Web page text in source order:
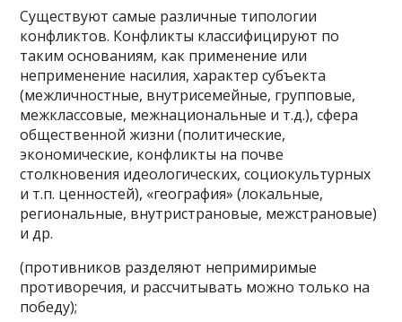
Существуют самые различные типологии
конфликтов. Конфликты классифицируют по
таким основаниям, как применение или
неприменение насилия, характер субъекта
(межличностные, внутрисемейные, групповые,
межклассовые, межнациональные и т.д.), сфера
общественной жизни (политические,
экономические, конфликты на почве
столкновения идеологических, социокультурных
и т.п. ценностей), «география» (локальные,
региональные, внутристрановые, межстрановые)
и др.
(противников разделяют непримиримые
противоречия, и рассчитывать можно только на
победу);